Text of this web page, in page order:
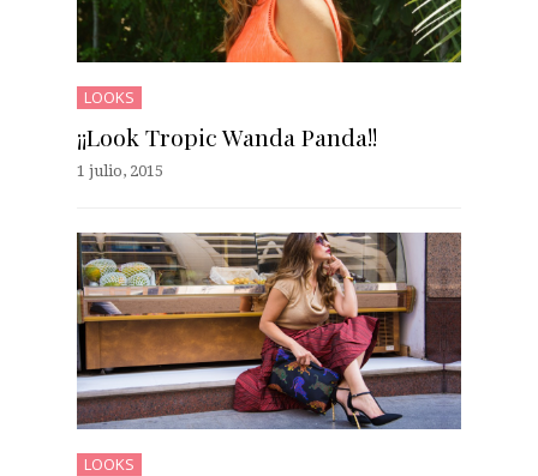
LOOKS
¡¡Look Tropic Wanda Panda!!
1 julio, 2015
LOOKS